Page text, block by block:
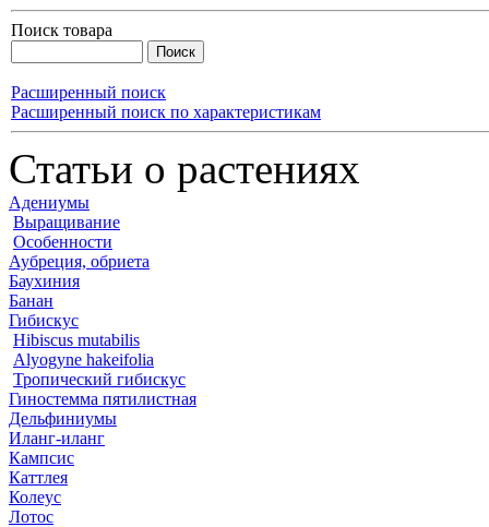
Поиск товара
Расширенный поиск
Расширенный поиск по характеристикам
Статьи о растениях
Адениумы
Выращивание
Особенности
Аубреция, обриета
Баухиния
Банан
Гибискус
Hibiscus mutabilis
Alyogyne hakeifolia
Тропический гибискус
Гиностемма пятилистная
Дельфиниумы
Иланг-иланг
Кампсис
Каттлея
Колеус
Лотос